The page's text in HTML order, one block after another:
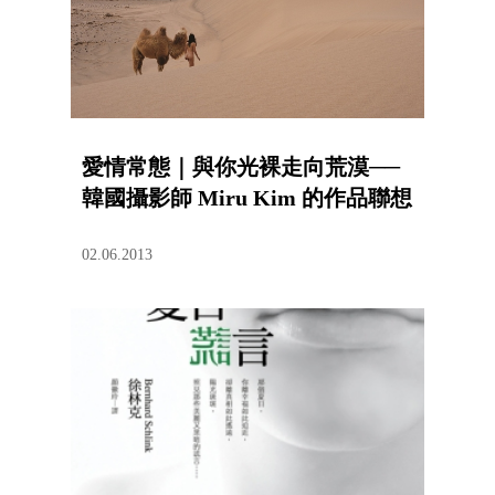
愛情常態｜與你光裸走向荒漠──
韓國攝影師 Miru Kim 的作品聯想
02.06.2013